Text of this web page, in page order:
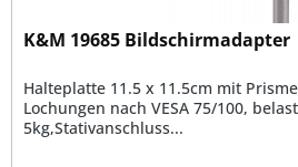
K&M 19685 Bildschirmadapter
Halteplatte 11.5 x 11.5cm mit
Lochungen nach VESA 75/100,
5kg,Stativanschluss...